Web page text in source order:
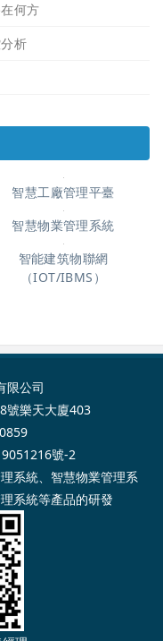
何方
析
智慧工廠管理平臺
智慧物業管理系統
智能建筑物聯網
（IOT/IBMS）
限公司
號樂天大廈403
號-2
系統、 智慧物業管理系
系統等產品的研發